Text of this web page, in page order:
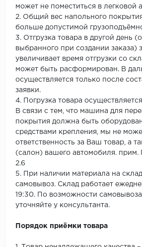
может не поместиться в легковой
2. Общий вес напольного
больше допустимой
3. Отгрузка товара в другой день
выбранного при создании заказа)
увеличивает время отгрузки со
может быть расформирован. В
осуществляется только после
заявки.
4. Погрузка товара
В связи с тем, что машина для
покрытия должна быть
средствами крепления, мы не
ответственность за Ваш товар, а
(салон) вашего автомобиля. прим.
2.6
5. При наличии материала на
самовывоз. Склад работает
19:30. По возможности
уточняйте у консультанта.
Порядок приёмки товара